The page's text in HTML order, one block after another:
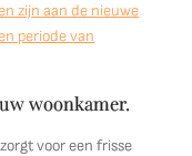
zijn aan de nieuwe
periode van
woonkamer.
voor een frisse